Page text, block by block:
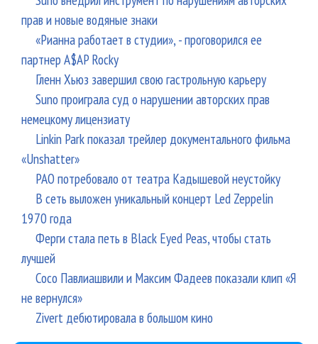
прав и новые водяные знаки
«Рианна работает в студии», - проговорился ее
партнер A$AP Rocky
Гленн Хьюз завершил свою гастрольную карьеру
Suno проиграла суд о нарушении авторских прав
немецкому лицензиату
Linkin Park показал трейлер документального фильма
«Unshatter»
РАО потребовало от театра Кадышевой неустойку
В сеть выложен уникальный концерт Led Zeppelin
1970 года
Ферги стала петь в Black Eyed Peas, чтобы стать
лучшей
Сосо Павлиашвили и Максим Фадеев показали клип «Я
не вернулся»
Zivert дебютировала в большом кино